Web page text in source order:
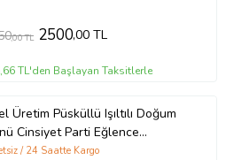
,00 TL 2500,00 TL
TL'den Başlayan Taksitlerle
Üretim Püsküllü Işıltılı Doğum
Cinsiyet Parti Eğlence
Metalize Masa Eteği
/ 24 Saatte Kargo